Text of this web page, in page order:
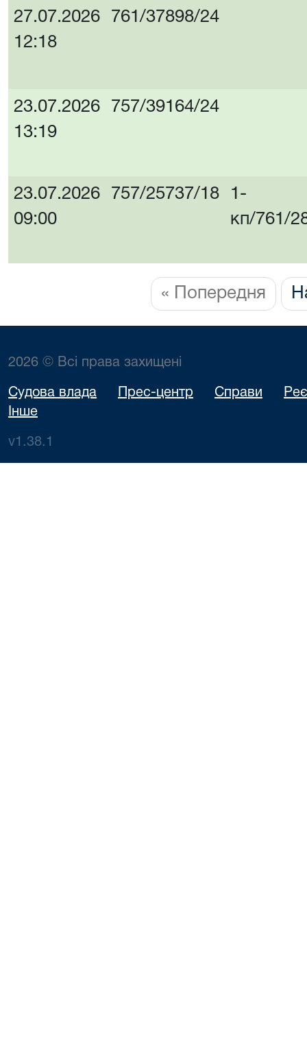
27.07.2026
12:18
761/37898/24
23.07.2026
13:19
757/39164/24
23.07.2026
09:00
757/25737/18
1-
кп/761/
« Попередня
2026 © Всі права захищені
Судова влада Прес-центр Справи
Інше
v1.38.1